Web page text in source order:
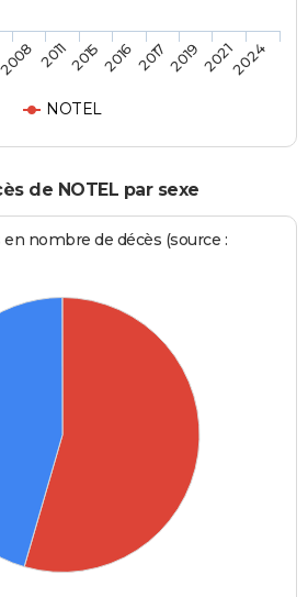
NOTEL
2011201520162017201920212024
de NOTEL par sexe
nombre de décès (source :